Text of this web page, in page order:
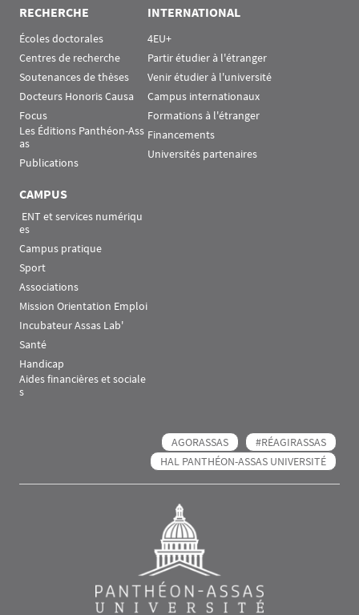
RECHERCHE
Écoles doctorales
Centres de recherche
Soutenances de thèses
Docteurs Honoris Causa
Focus
Les Éditions Panthéon-Ass
as
Publications
INTERNATIONAL
4EU+
Partir étudier à l'étranger
Venir étudier à l'université
Campus internationaux
Formations à l'étranger
Financements
Universités partenaires
CAMPUS
es
Campus pratique
Sport
Associations
Mission Orientation Emploi
Incubateur Assas Lab'
Santé
Handicap
Aides financières et sociale
s
AGORASSAS
#RÉAGIRASSAS
HAL PANTHÉON-ASSAS UNIVERSITÉ